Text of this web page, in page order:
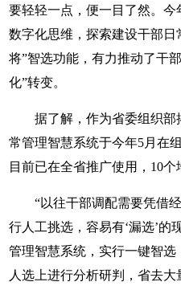
要轻轻一点，便一目了然。
数字化思维，探索建设干部
将”智选功能，有力推动了干
化”转变。
据了解，作为省委组织部
常管理智慧系统于今年5月在
目前已在全省推广使用，10个
“以往干部调配需要凭借
行人工挑选，容易有‘漏选’的
管理智慧系统，实行一键智
人选上进行分析研判，省去